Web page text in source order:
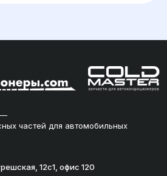
—
частей для автомобильных
12с1, офис 120